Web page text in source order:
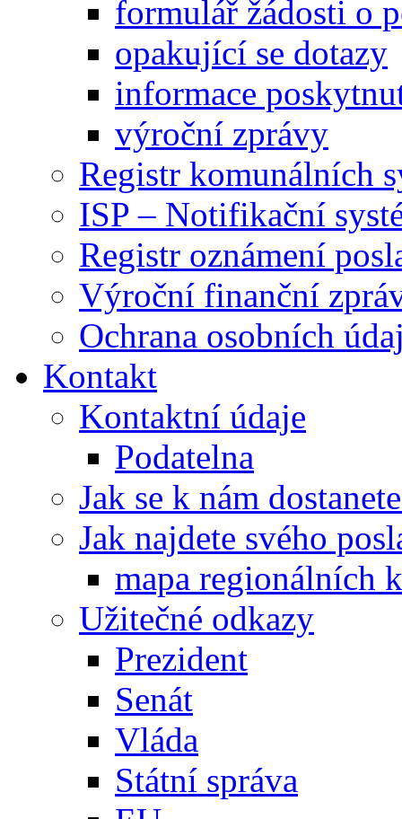
formulář žádosti o
opakující se dotazy
informace
výroční zprávy
Registr komunálních
ISP – Notifikační
Registr oznámení
Výroční finanční
Ochrana osobních
Kontakt
Kontaktní údaje
Podatelna
Jak se k nám
Jak najdete svého
mapa regionálních
Užitečné odkazy
Prezident
Senát
Vláda
Státní správa